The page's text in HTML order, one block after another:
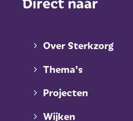
Over Sterkzorg
Thema's
Projecten
Wijken